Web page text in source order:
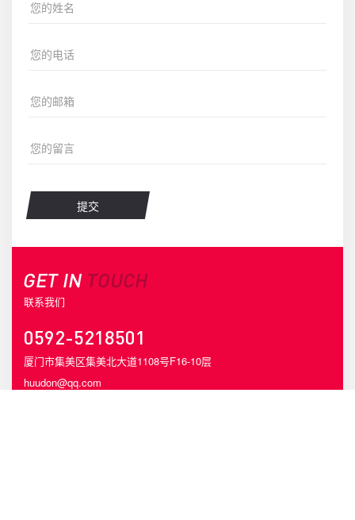
GET INTOUCH
联系我们
0592-5218501
厦门市集美区集美北大道1108号F16-10层
huudon@qq.com